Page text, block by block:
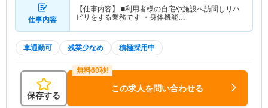
仕事内容
【仕事内容】 ■利用者様の自宅や施設へ訪問しリハ
ビリをする業務です ・身体機能…
車通勤可 残業少なめ 積極採用中
保存する
この求人を問い合わせる